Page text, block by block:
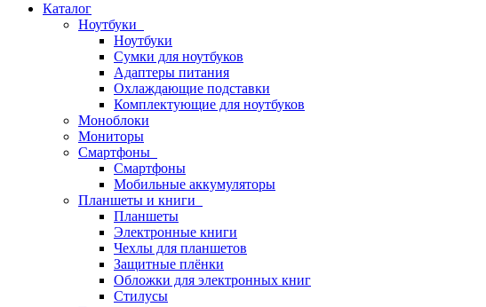
Каталог
Ноутбуки
Ноутбуки
Сумки для ноутбуков
Адаптеры питания
Охлаждающие подставки
Комплектующие для ноутбуков
Моноблоки
Мониторы
Смартфоны
Смартфоны
Мобильные аккумуляторы
Планшеты и книги
Планшеты
Электронные книги
Чехлы для планшетов
Защитные плёнки
Обложки для электронных книг
Стилусы